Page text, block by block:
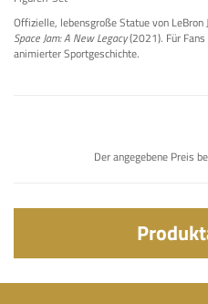
Offizielle, lebensgroße Statue von
Space Jam: A New Legacy(2021). Für Fans
animierter Sportgeschichte.
Der angegebene Preis